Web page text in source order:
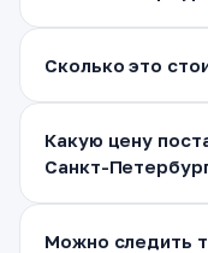
Сколько это
Какую цену
Санкт-
Можно следить